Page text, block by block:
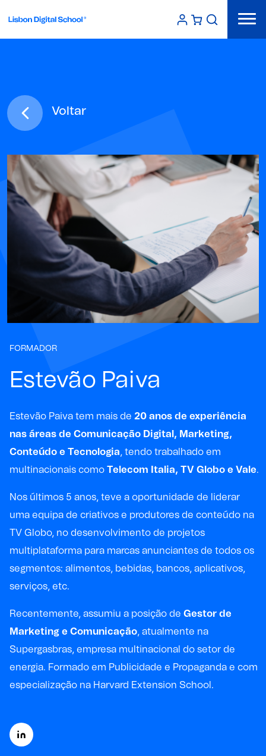
Voltar
FORMADOR
Estevão Paiva
Estevão Paiva tem mais de 20 anos de experiência
nas áreas de Comunicação Digital, Marketing,
Conteúdo e Tecnologia, tendo trabalhado em
multinacionais como Telecom Italia, TV Globo e Vale.
Nos últimos 5 anos, teve a oportunidade de liderar
uma equipa de criativos e produtores de conteúdo na
TV Globo, no desenvolvimento de projetos
multiplataforma para marcas anunciantes de todos os
segmentos: alimentos, bebidas, bancos, aplicativos,
serviços, etc.
Recentemente, assumiu a posição de Gestor de
Marketing e Comunicação, atualmente na
Supergasbras, empresa multinacional do setor de
energia. Formado em Publicidade e Propaganda e com
especialização na Harvard Extension School.